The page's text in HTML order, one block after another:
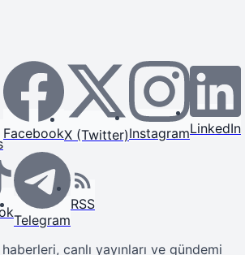
FacebookX (Twitter)InstagramLinkedIn
Telegram
RSS
canlı yayınları ve gündemi